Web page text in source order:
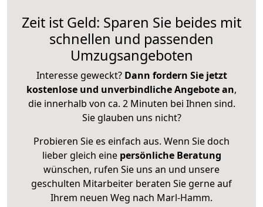
Zeit ist Geld: Sparen Sie beides mit
schnellen und passenden
Umzugsangeboten
Interesse geweckt? Dann fordern Sie jetzt
kostenlose und unverbindliche Angebote an,
die innerhalb von ca. 2 Minuten bei Ihnen sind.
Sie glauben uns nicht?
Probieren Sie es einfach aus. Wenn Sie doch
lieber gleich eine persönliche Beratung
wünschen, rufen Sie uns an und unsere
geschulten Mitarbeiter beraten Sie gerne auf
Ihrem neuen Weg nach Marl-Hamm.